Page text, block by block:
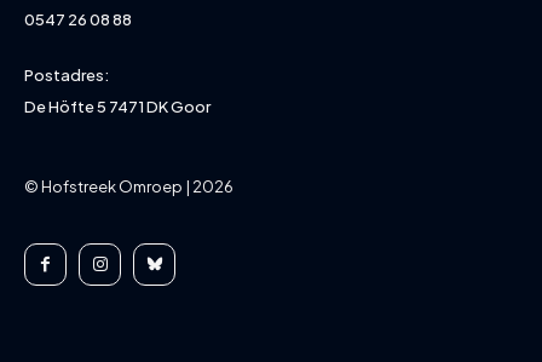
0547 26 08 88
Postadres:
De Höfte 5 7471 DK Goor
© Hofstreek Omroep | 2026